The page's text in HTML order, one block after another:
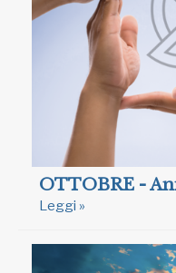
OTTOBRE -
Leggi »